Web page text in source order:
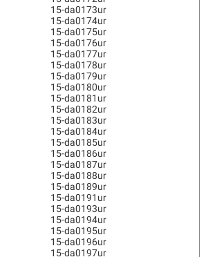
15-da0173ur
15-da0174ur
15-da0175ur
15-da0176ur
15-da0177ur
15-da0178ur
15-da0179ur
15-da0180ur
15-da0181ur
15-da0182ur
15-da0183ur
15-da0184ur
15-da0185ur
15-da0186ur
15-da0187ur
15-da0188ur
15-da0189ur
15-da0191ur
15-da0193ur
15-da0194ur
15-da0195ur
15-da0196ur
15-da0197ur